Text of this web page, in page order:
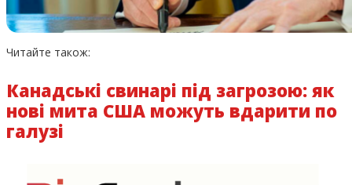
Читайте також:
Канадські свинарі під загрозою: як
нові мита США можуть вдарити по
галузі